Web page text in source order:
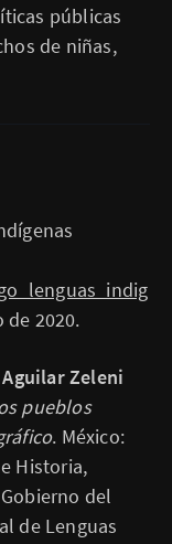
públicas
de niñas,
de 2020.
Zeleni
pueblos
. México:
Historia,
del
de Lenguas